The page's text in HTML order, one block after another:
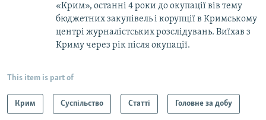
«Крим», останні 4 роки до окупації вів тему
бюджетних закупівель і корупції в Кримському
центрі журналістських розслідувань. Виїхав з
Криму через рік після окупації.
This item is part of
Крим Суспільство Статті Головне за добу